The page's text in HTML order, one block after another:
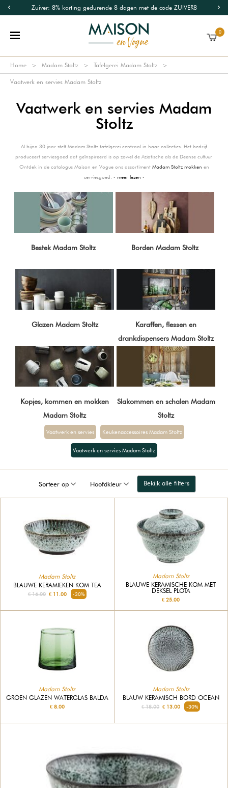
Zuiver: 8% korting gedurende 8 dagen met de code ZUIVER8
0
Home Madam Stoltz Tafelgerei Madam Stoltz
Vaatwerk en servies Madam Stoltz
Vaatwerk en servies Madam
Stoltz
Al bijna 30 jaar stelt Madam Stoltz tafelgerei centraal in haar collecties. Het bedrijf
produceert serviesgoed dat geïnspireerd is op zowel de Aziatische als de Deense cultuur.
Ontdek in de catalogus Maison en Vogue ons assortiment Madam Stoltz mokken en
serviesgoed. - meer lezen -
Bestek Madam Stoltz Borden Madam Stoltz
Glazen Madam Stoltz
Karaffen, flessen en
drankdispensers Madam Stoltz
Kopjes, kommen en mokken
Madam Stoltz
Slakommen en schalen Madam
Stoltz
Vaatwerk en servies Keukenaccessoires Madam Stoltz
Vaatwerk en servies Madam Stoltz
Sorteer op Hoofdkleur Bekijk alle filters
Madam Stoltz
BLAUWE KERAMIEKEN KOM TEA
€ 16.00€ 11.00 -30%
Madam Stoltz
BLAUWE KERAMISCHE KOM MET
DEKSEL PLOTA
€ 25.00
Madam Stoltz
GROEN GLAZEN WATERGLAS BALDA
€ 8.00
Madam Stoltz
BLAUW KERAMISCH BORD OCEAN
€ 18.00 € 13.00 -30%